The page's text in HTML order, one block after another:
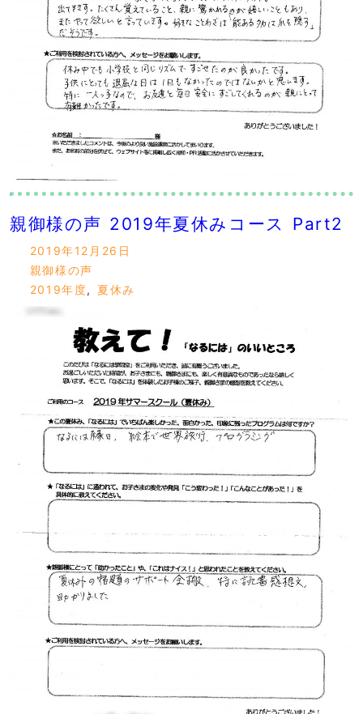
親御様の声 2019年夏休みコース Part2
2019年12月26日
親御様の声
2019年度, 夏休み